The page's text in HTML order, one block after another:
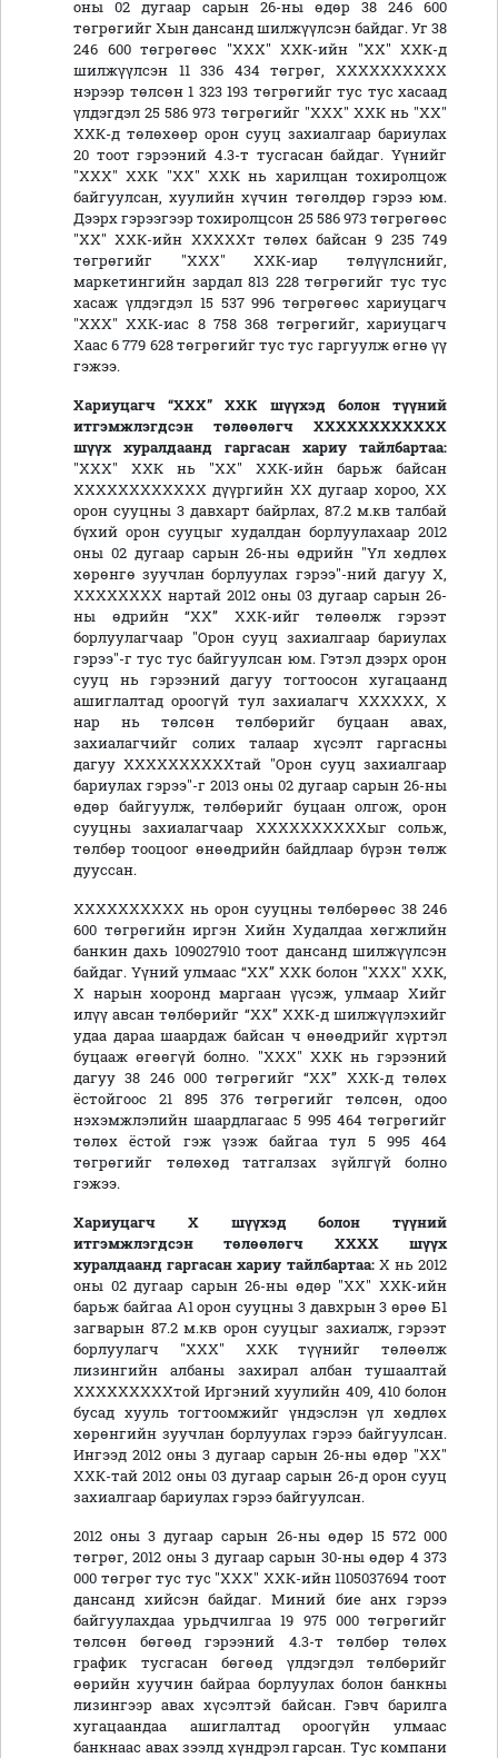
оны 02 дугаар сарын 26-ны өдөр 38 246 600
төгрөгийг Хын дансанд шилжүүлсэн байдаг. Уг 38
246 600 төгрөгөөс "ХХХ" ХХК-ийн "ХХ" ХХК-д
шилжүүлсэн 11 336 434 төгрөг, ХХХХХХХХХХ
нэрээр төлсөн 1 323 193 төгрөгийг тус тус хасаад
үлдэгдэл 25 586 973 төгрөгийг "ХХХ" ХХК нь "ХХ"
ХХК-д төлөхөөр орон сууц захиалгаар бариулах
20 тоот гэрээний 4.3-т тусгасан байдаг. Үүнийг
"ХХХ" ХХК "ХХ" ХХК нь харилцан тохиролцож
байгуулсан, хуулийн хүчин төгөлдөр гэрээ юм.
Дээрх гэрээгээр тохиролцсон 25 586 973 төгрөгөөс
"ХХ" ХХК-ийн ХХХХХт төлөх байсан 9 235 749
төгрөгийг "ХХХ" ХХК-иар төлүүлснийг,
маркетингийн зардал 813 228 төгрөгийг тус тус
хасаж үлдэгдэл 15 537 996 төгрөгөөс хариуцагч
"ХХХ" ХХК-иас 8 758 368 төгрөгийг, хариуцагч
Хаас 6 779 628 төгрөгийг тус тус гаргуулж өгнө үү
гэжээ.
Хариуцагч“ХХХ” ХХКшүүхэд болон түүний
итгэмжлэгдсэн төлөөлөгч ХХХХХХХХХХХХ
шүүх хуралдаанд гаргасан хариу тайлбартаа:
"ХХХ" ХХК нь "ХХ" ХХК-ийн барьж байсан
ХХХХХХХХХХХХ дүүргийн ХХ дугаар хороо, ХХ
орон сууцны 3 давхарт байрлах, 87.2 м.кв талбай
бүхий орон сууцыг худалдан борлуулахаар 2012
оны 02 дугаар сарын 26-ны өдрийн "Үл хөдлөх
хөрөнгө зуучлан борлуулах гэрээ"-ний дагуу Х,
ХХХХХХХХ нартай 2012 оны 03 дугаар сарын 26-
ны өдрийн “ХХ” ХХК-ийг төлөөлж гэрээт
борлуулагчаар "Орон сууц захиалгаар бариулах
гэрээ"-г тус тус байгуулсан юм. Гэтэл дээрх орон
сууц нь гэрээний дагуу тогтоосон хугацаанд
ашиглалтад ороогүй тул захиалагч ХХХХХХ, Х
нар нь төлсөн төлбөрийг буцаан авах,
захиалагчийг солих талаар хүсэлт гаргасны
дагуу ХХХХХХХХХХтай "Орон сууц захиалгаар
бариулах гэрээ"-г 2013 оны 02 дугаар сарын 26-ны
өдөр байгуулж, төлбөрийг буцаан олгож, орон
сууцны захиалагчаар ХХХХХХХХХХыг сольж,
төлбөр тооцоог өнөөдрийн байдлаар бүрэн төлж
дууссан.
ХХХХХХХХХХ нь орон сууцны төлбөрөөс 38 246
600 төгрөгийн иргэн Хийн Худалдаа хөгжлийн
банкин дахь 109027910 тоот дансанд шилжүүлсэн
байдаг. Үүний улмаас “ХХ” ХХК болон "ХХХ" ХХК,
Х нарын хооронд маргаан үүсэж, улмаар Хийг
илүү авсан төлбөрийг “ХХ” ХХК-д шилжүүлэхийг
удаа дараа шаардаж байсан ч өнөөдрийг хүртэл
буцааж өгөөгүй болно. "ХХХ" ХХК нь гэрээний
дагуу 38 246 000 төгрөгийг “ХХ” ХХК-д төлөх
ёстойгоос 21 895 376 төгрөгийг төлсөн, одоо
нэхэмжлэлийн шаардлагаас 5 995 464 төгрөгийг
төлөх ёстой гэж үзэж байгаа тул 5 995 464
төгрөгийг төлөхөд татгалзах зүйлгүй болно
гэжээ.
Хариуцагч Хшүүхэд болон түүний
итгэмжлэгдсэн төлөөлөгч ХХХХшүүх
хуралдаандгаргасан хариу тайлбартаа:Х нь 2012
оны 02 дугаар сарын 26-ны өдөр "ХХ" ХХК-ийн
барьж байгаа А1 орон сууцны 3 давхрын 3 өрөө Б1
загварын 87.2 м.кв орон сууцыг захиалж, гэрээт
борлуулагч "ХХХ" ХХК түүнийг төлөөлж
лизингийн албаны захирал албан тушаалтай
ХХХХХХХХХтой Иргэний хуулийн 409, 410 болон
бусад хууль тогтоомжийг үндэслэн үл хөдлөх
хөрөнгийн зуучлан борлуулах гэрээ байгуулсан.
Ингээд 2012 оны 3 дугаар сарын 26-ны өдөр "ХХ"
ХХК-тай 2012 оны 03 дугаар сарын 26-д орон сууц
захиалгаар бариулах гэрээ байгуулсан.
2012 оны 3 дугаар сарын 26-ны өдөр 15 572 000
төгрөг, 2012 оны 3 дугаар сарын 30-ны өдөр 4 373
000 төгрөг тус тус "ХХХ" ХХК-ийн 1105037694 тоот
дансанд хийсэн байдаг. Миний бие анх гэрээ
байгуулахдаа урьдчилгаа 19 975 000 төгрөгийг
төлсөн бөгөөд гэрээний 4.3-т төлбөр төлөх
график тусгасан бөгөөд үлдэгдэл төлбөрийг
өөрийн хуучин байраа борлуулах болон банкны
лизингээр авах хүсэлтэй байсан. Гэвч барилга
хугацаандаа ашиглалтад ороогүйн улмаас
банкнаас авах зээлд хүндрэл гарсан. Тус компани